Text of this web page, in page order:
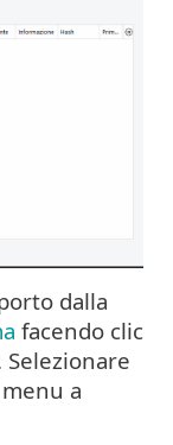
dalla
facendo clic
Selezionare
a